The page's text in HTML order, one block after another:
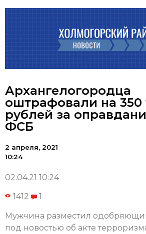
Архангелогородца
оштрафовали на 350
рублей за
ФСБ
2 апреля, 2021
10:24
02.04.21 10:24
1412 1
Мужчина разместил
под новостью об акте